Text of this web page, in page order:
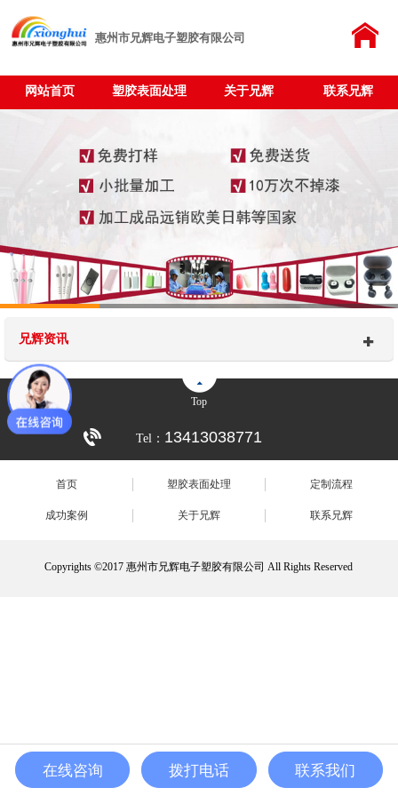
惠州市兄辉电子塑胶有限公司
网站首页 塑胶表面处理 关于兄辉 联系兄辉
兄辉资讯
Top
Tel： 13413038771
首页 塑胶表面处理 定制流程
成功案例 关于兄辉 联系兄辉
Copyrights ©2017 惠州市兄辉电子塑胶有限公司 All Rights Reserved
在线咨询 拨打电话 联系我们